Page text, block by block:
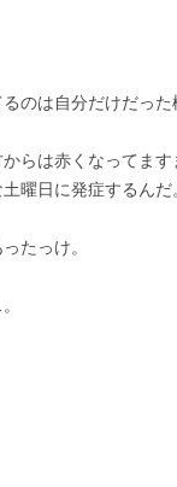
のは自分だけだった
らは赤くなってます
曜日に発症するんだ
たっけ。